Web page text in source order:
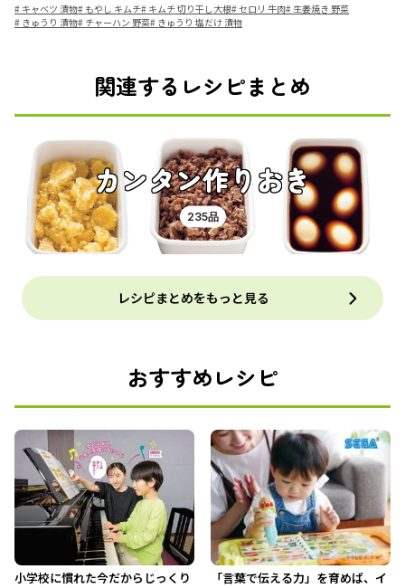
# キャベツ 漬物# もやし キムチ# キムチ 切り干し大根#セロリ 牛肉# 生姜焼き 野菜
# きゅうり 漬物# チャーハン 野菜# きゅうり 塩だけ 漬物
関連するレシピまとめ
カンタン作りおき
235品
レシピまとめをもっと見る
おすすめレシピ
小学校に慣れた今だからじっくり
「言葉で伝える力」を育めば、イ